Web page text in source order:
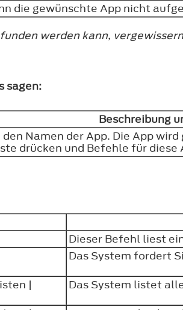
die gewünschte App nicht
werden kann,
sagen:
Beschreibung
den Namen der App. Die App
drücken und Befehle für diese
Dieser Befehl liest
Das System fordert
|
Das System listet